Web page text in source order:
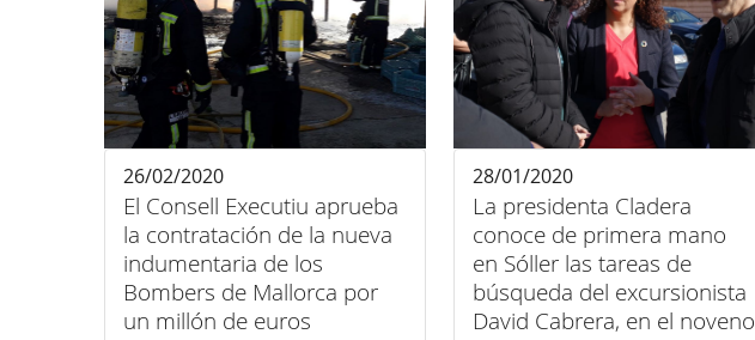
El Consell Executiu aprueba
la contratación de la nueva
indumentaria de los
Bombers de Mallorca por
un millón de euros
26/02/2020
La presidenta Cladera
conoce de primera mano
en Sóller las tareas de
búsqueda del excursionista
David Cabrera, en el noveno
28/01/2020